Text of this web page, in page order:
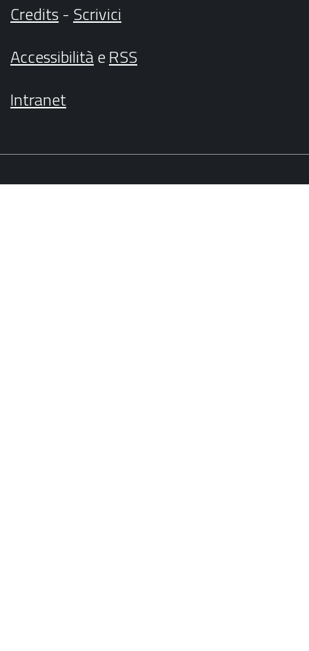
Credits- Scrivici
AccessibilitàeRSS
Intranet